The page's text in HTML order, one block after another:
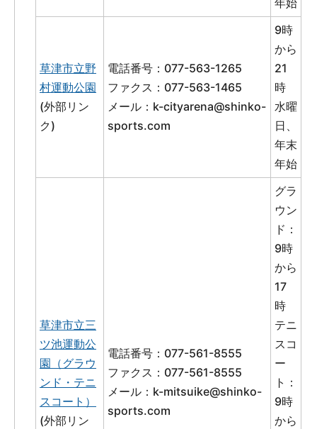
年始
草津市立野
村運動公園
(外部リン
ク)
電話番号：077-563-1265
ファクス：077-563-1465
メール： k-cityarena@shinko-
sports.com
9時
から
21
時
水曜
日、
年末
年始
草津市立三
ツ池運動公
園（グラウ
ンド・テニ
スコート）
(外部リン
電話番号：077-561-8555
ファクス：077-561-8555
メール： k-mitsuike@shinko-
sports.com
グラ
ウン
ド：
9時
から
17
時
テニ
スコ
ー
ト：
9時
から